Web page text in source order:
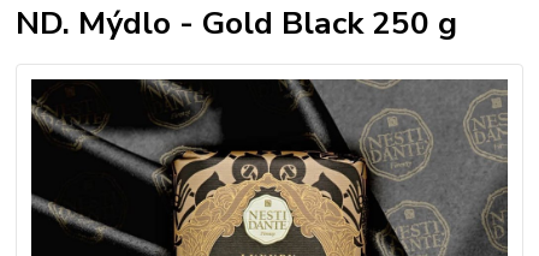
ND. Mýdlo - Gold Black 250 g